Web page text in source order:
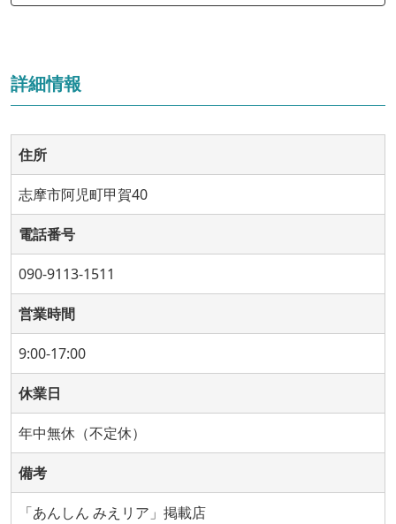
詳細情報
住所
志摩市阿児町甲賀40
電話番号
090-9113-1511
営業時間
9:00-17:00
休業日
年中無休（不定休）
備考
「あんしん みえリア」掲載店